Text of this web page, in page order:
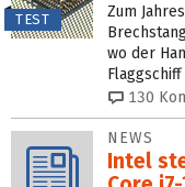
TEST
Zum
wo der
130
NEWS
Intel